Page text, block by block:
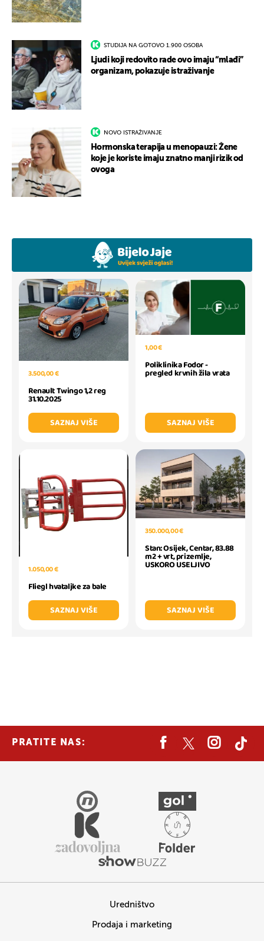
STUDIJA NA GOTOVO 1.900 OSOBA
Ljudi koji redovito rade ovo imaju “mlađi”
organizam, pokazuje istraživanje
NOVO ISTRAŽIVANJE
Hormonska terapija u menopauzi: Žene
koje je koriste imaju znatno manji rizik od
ovoga
3.500,00 €
Renault Twingo 1,2 reg
31.10.2025
SAZNAJ VIŠE
1,00 €
Poliklinika Fodor -
pregled krvnih žila vrata
SAZNAJ VIŠE
1.050,00 €
Fliegl hvataljke za bale
SAZNAJ VIŠE
350.000,00 €
Stan: Osijek, Centar, 83.88
m2 + vrt, prizemlje,
USKORO USELJIVO
SAZNAJ VIŠE
PRATITE NAS:
Uredništvo
Prodaja i marketing